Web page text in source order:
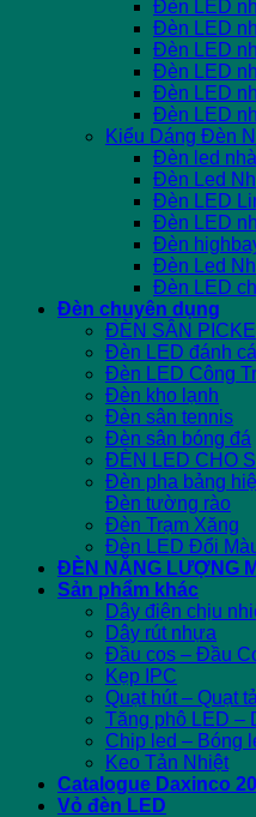
Đèn LED
Đèn LED
Đèn LED
Đèn LED
Đèn LED
Đèn LED
Kiểu Dáng Đèn
Đèn led
Đèn Led
Đèn LED
Đèn LED
Đèn
Đèn Led
Đèn LED
Đèn chuyên dụng
ĐÈN SÂN
Đèn LED đánh cá
Đèn LED Công
Đèn kho lạnh
Đèn sân tennis
Đèn sân bóng đá
ĐÈN LED CHO
Đèn pha bảng
Đèn tường rào
Đèn Trạm Xăng
Đèn LED Đổi
ĐÈN NĂNG LƯỢNG
Sản phẩm khác
Dây điện chịu
Dây rút nhựa
Đầu cos – Đầu
Kẹp IPC
Quạt hút – Quạt
Tăng phô LED –
Chip led – Bóng
Keo Tản Nhiệt
Catalogue Daxinco
Vỏ đèn LED